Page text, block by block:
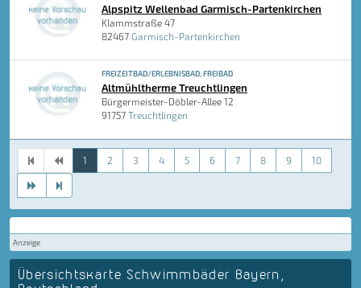
Alpspitz Wellenbad Garmisch-Partenkirchen
Klammstraße 47
82467 Garmisch-Partenkirchen
FREIZEITBAD/ERLEBNISBAD, FREIBAD
Altmühltherme Treuchtlingen
Bürgermeister-Döbler-Allee 12
91757 Treuchtlingen
1 2 3 4 5 6 7 8 9 10
Anzeige
Übersichtskarte Schwimmbäder Bayern,